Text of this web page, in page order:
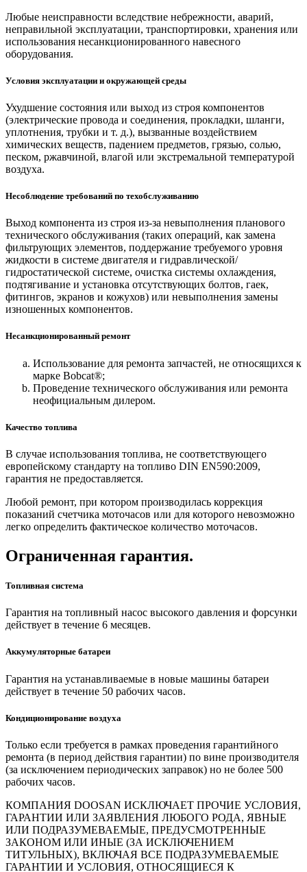
Любые неисправности вследствие небрежности, аварий,
неправильной эксплуатации, транспортировки, хранения или
использования несанкционированного навесного
оборудования.
Условия эксплуатации и окружающей среды
Ухудшение состояния или выход из строя компонентов
(электрические провода и соединения, прокладки, шланги,
уплотнения, трубки и т. д.), вызванные воздействием
химических веществ, падением предметов, грязью, солью,
песком, ржавчиной, влагой или экстремальной температурой
воздуха.
Несоблюдение требований по техобслуживанию
Выход компонента из строя из-за невыполнения планового
технического обслуживания (таких операций, как замена
фильтрующих элементов, поддержание требуемого уровня
жидкости в системе двигателя и гидравлической/
гидростатической системе, очистка системы охлаждения,
подтягивание и установка отсутствующих болтов, гаек,
фитингов, экранов и кожухов) или невыполнения замены
изношенных компонентов.
Несанкционированный ремонт
Использование для ремонта запчастей, не относящихся к
марке Bobcat®;
Проведение технического обслуживания или ремонта
неофициальным дилером.
Качество топлива
В случае использования топлива, не соответствующего
европейскому стандарту на топливо DIN EN590:2009,
гарантия не предоставляется.
Любой ремонт, при котором производилась коррекция
показаний счетчика моточасов или для которого невозможно
легко определить фактическое количество моточасов.
Ограниченная гарантия.
Топливная система
Гарантия на топливный насос высокого давления и форсунки
действует в течение 6 месяцев.
Аккумуляторные батареи
Гарантия на устанавливаемые в новые машины батареи
действует в течение 50 рабочих часов.
Кондиционирование воздуха
Только если требуется в рамках проведения гарантийного
ремонта (в период действия гарантии) по вине производителя
(за исключением периодических заправок) но не более 500
рабочих часов.
КОМПАНИЯ DOOSAN ИСКЛЮЧАЕТ ПРОЧИЕ УСЛОВИЯ,
ГАРАНТИИ ИЛИ ЗАЯВЛЕНИЯ ЛЮБОГО РОДА, ЯВНЫЕ
ИЛИ ПОДРАЗУМЕВАЕМЫЕ, ПРЕДУСМОТРЕННЫЕ
ЗАКОНОМ ИЛИ ИНЫЕ (ЗА ИСКЛЮЧЕНИЕМ
ТИТУЛЬНЫХ), ВКЛЮЧАЯ ВСЕ ПОДРАЗУМЕВАЕМЫЕ
ГАРАНТИИ И УСЛОВИЯ, ОТНОСЯЩИЕСЯ К